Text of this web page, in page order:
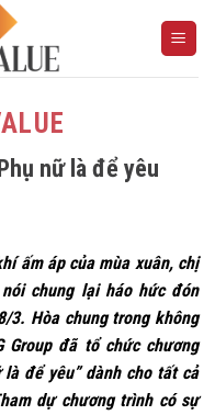
nữ là để yêu
ấm áp của mùa xuân, chị
chung lại háo hức đón
3. Hòa chung trong không
Group đã tổ chức chương
là để yêu” dành cho tất cả
dự chương trình có sự